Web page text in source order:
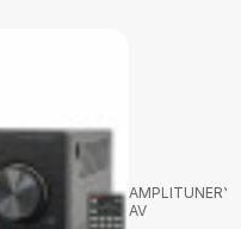
AMPLITUNERY
AV